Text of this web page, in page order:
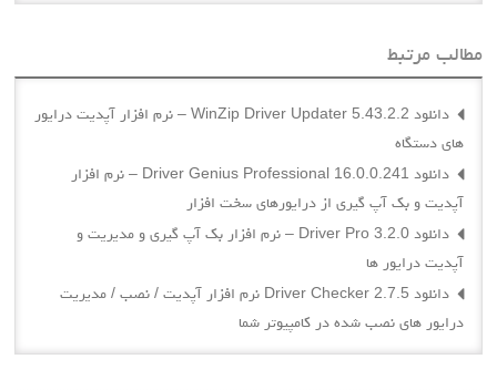
مطالب مرتبط
دانلود WinZip Driver Updater 5.43.2.2 – نرم افزار آپدیت درایور
های دستگاه
دانلود Driver Genius Professional 16.0.0.241 – نرم افزار
آپدیت و بک آپ گیری از درایورهای سخت افزار
دانلود Driver Pro 3.2.0 – نرم افزار بک آپ گیری و مدیریت و
آپدیت درایور ها
دانلود Driver Checker 2.7.5 نرم افزار آپدیت / نصب / مدیریت
درایور های نصب شده در کامپیوتر شما